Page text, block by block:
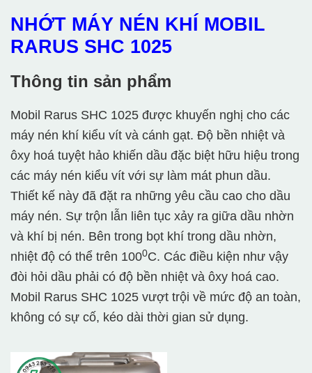
NHỚT MÁY NÉN KHÍ MOBIL
RARUS SHC 1025
Thông tin sản phẩm
Mobil Rarus SHC 1025 được khuyến nghị cho các
máy nén khí kiểu vít và cánh gạt. Độ bền nhiệt và
ôxy hoá tuyệt hảo khiến dầu đặc biệt hữu hiệu trong
các máy nén kiểu vít với sự làm mát phun dầu.
Thiết kế này đã đặt ra những yêu cầu cao cho dầu
máy nén. Sự trộn lẫn liên tục xảy ra giữa dầu nhờn
và khí bị nén. Bên trong bọt khí trong dầu nhờn,
nhiệt độ có thể trên 1000C. Các điều kiện như vậy
đòi hỏi dầu phải có độ bền nhiệt và ôxy hoá cao.
Mobil Rarus SHC 1025 vượt trội về mức độ an toàn,
không có sự cố, kéo dài thời gian sử dụng.